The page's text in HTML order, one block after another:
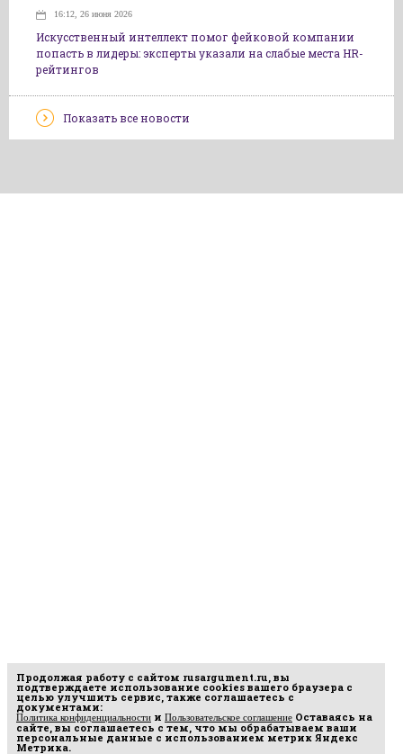
16:12, 26 июня 2026
Искусственный интеллект помог фейковой компании
попасть в лидеры: эксперты указали на слабые места HR-
рейтингов
Показать все новости
Продолжая работу с сайтом rusargument.ru, вы
подтверждаете использование cookies вашего браузера с
целью улучшить сервис, также соглашаетесь с
документами:
Политика конфиденциальности и Пользовательское соглашение Оставаясь на
сайте, вы соглашаетесь с тем, что мы обрабатываем ваши
персональные данные с использованием метрик Яндекс
Метрика.